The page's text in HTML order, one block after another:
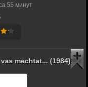
55 минут
mechtat... (1984)